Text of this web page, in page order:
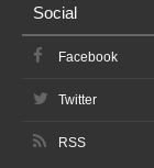
Social
Facebook
Twitter
RSS